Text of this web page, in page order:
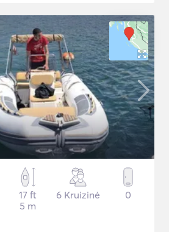
17 ft
5 m
6 Kruizinė 0